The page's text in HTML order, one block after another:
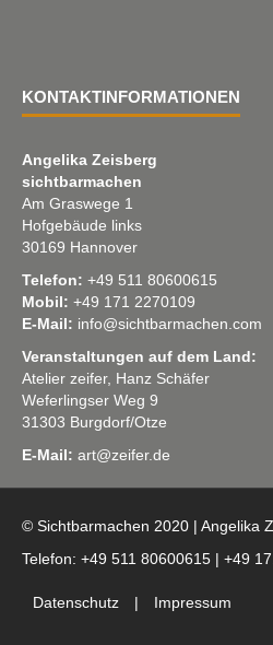
KONTAKTINFORMATIONEN
Angelika Zeisberg
sichtbarmachen
Am Graswege 1
Hofgebäude links
30169 Hannover
Telefon: +49 511 80600615
Mobil: +49 171 2270109
E-Mail: info@sichtbarmachen.com
Veranstaltungen auf dem Land:
Atelier zeifer, Hanz Schäfer
Weferlingser Weg 9
31303 Burgdorf/Otze
E-Mail: art@zeifer.de
© Sichtbarmachen 2020 | Angelika
Telefon: +49 511 80600615 | +49
Datenschutz | Impressum